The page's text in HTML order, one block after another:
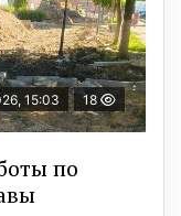
15:03 18
по